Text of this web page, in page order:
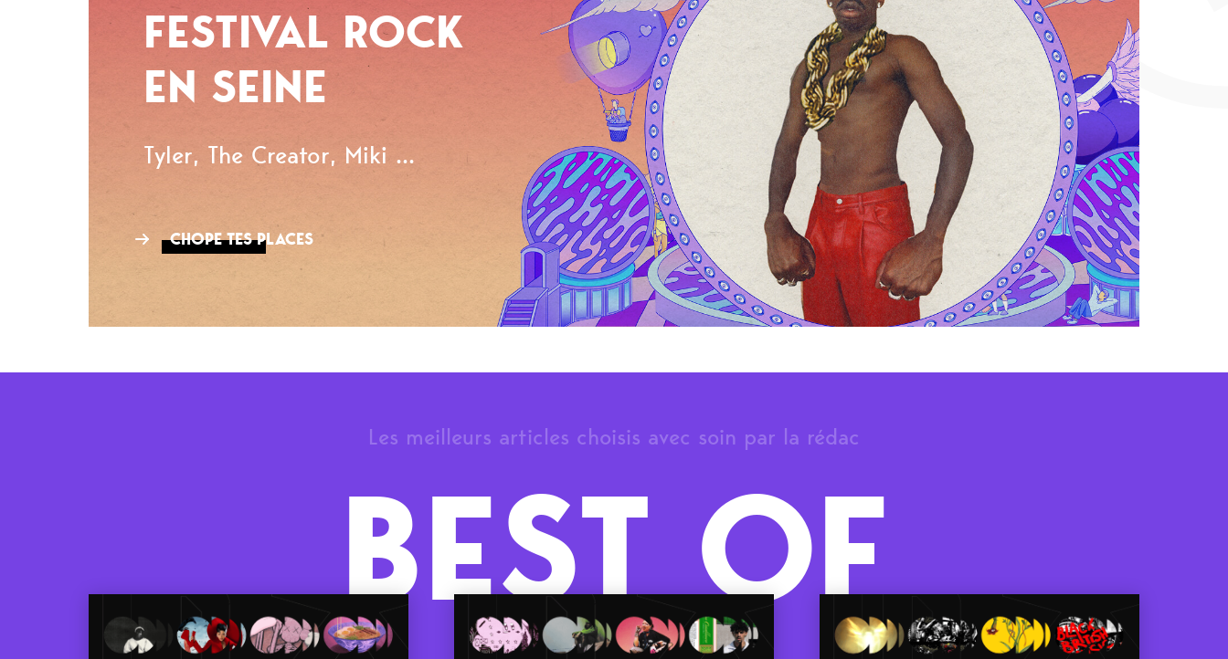
FESTIVAL ROCK
EN SEINE
Tyler, The Creator, Miki ...
CHOPE TES PLACES
Les meilleurs articles choisis avec soin par la rédac
BEST OF